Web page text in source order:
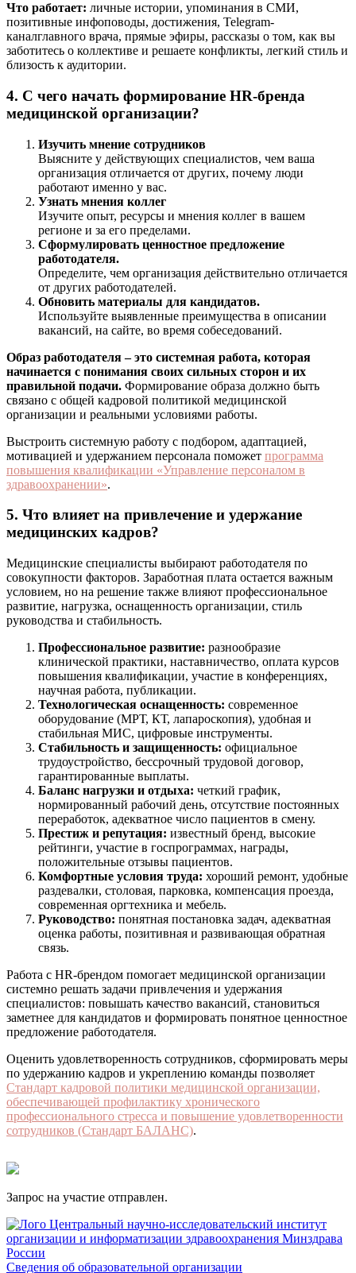
Что работает: личные истории, упоминания в СМИ,
позитивные инфоповоды, достижения, Telegram-
каналглавного врача, прямые эфиры, рассказы о том, как вы
заботитесь о коллективе и решаете конфликты, легкий стиль и
близость к аудитории.
4. С чего начать формирование HR-бренда
медицинской организации?
Изучить мнение сотрудников
Выясните у действующих специалистов, чем ваша
организация отличается от других, почему люди
работают именно у вас.
Узнать мнения коллег
Изучите опыт, ресурсы и мнения коллег в вашем
регионе и за его пределами.
Сформулировать ценностное предложение
работодателя.
Определите, чем организация действительно отличается
от других работодателей.
Обновить материалы для кандидатов.
Используйте выявленные преимущества в описании
вакансий, на сайте, во время собеседований.
Образ работодателя – это системная работа, которая
начинается с понимания своих сильных сторон и их
правильной подачи. Формирование образа должно быть
связано с общей кадровой политикой медицинской
организации и реальными условиями работы.
Выстроить системную работу с подбором, адаптацией,
мотивацией и удержанием персонала поможет программа
повышения квалификации «Управление персоналом в
здравоохранении».
5. Что влияет на привлечение и удержание
медицинских кадров?
Медицинские специалисты выбирают работодателя по
совокупности факторов. Заработная плата остается важным
условием, но на решение также влияют профессиональное
развитие, нагрузка, оснащенность организации, стиль
руководства и стабильность.
Профессиональное развитие: разнообразие
клинической практики, наставничество, оплата курсов
повышения квалификации, участие в конференциях,
научная работа, публикации.
Технологическая оснащенность: современное
оборудование (МРТ, КТ, лапароскопия), удобная и
стабильная МИС, цифровые инструменты.
Стабильность и защищенность: официальное
трудоустройство, бессрочный трудовой договор,
гарантированные выплаты.
Баланс нагрузки и отдыха: четкий график,
нормированный рабочий день, отсутствие постоянных
переработок, адекватное число пациентов в смену.
Престиж и репутация: известный бренд, высокие
рейтинги, участие в госпрограммах, награды,
положительные отзывы пациентов.
Комфортные условия труда: хороший ремонт, удобные
раздевалки, столовая, парковка, компенсация проезда,
современная оргтехника и мебель.
Руководство: понятная постановка задач, адекватная
оценка работы, позитивная и развивающая обратная
связь.
Работа с HR-брендом помогает медицинской организации
системно решать задачи привлечения и удержания
специалистов: повышать качество вакансий, становиться
заметнее для кандидатов и формировать понятное ценностное
предложение работодателя.
Оценить удовлетворенность сотрудников, сформировать меры
по удержанию кадров и укреплению команды позволяет
Стандарт кадровой политики медицинской организации,
обеспечивающей профилактику хронического
профессионального стресса и повышение удовлетворенности
сотрудников (Стандарт БАЛАНС).
Запрос на участие отправлен.
Центральный научно-исследовательский институт
организации и информатизации здравоохранения Минздрава
России
Сведения об образовательной организации